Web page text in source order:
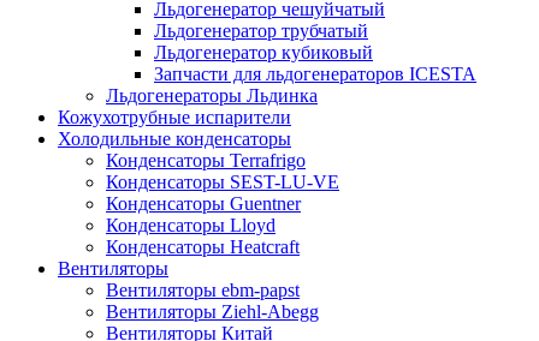
Льдогенератор чешуйчатый
Льдогенератор трубчатый
Льдогенератор кубиковый
Запчасти для льдогенераторов ICESTA
Льдогенераторы Льдинка
Кожухотрубные испарители
Холодильные конденсаторы
Конденсаторы Terrafrigo
Конденсаторы SEST-LU-VE
Конденсаторы Guentner
Конденсаторы Lloyd
Конденсаторы Heatcraft
Вентиляторы
Вентиляторы ebm-papst
Вентиляторы Ziehl-Abegg
Вентиляторы Китай